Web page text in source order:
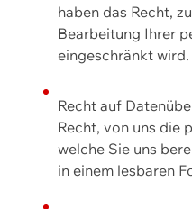
haben das Recht,
Bearbeitung Ihrer
eingeschränkt wird.
Recht auf
Recht, von uns die
welche Sie uns
in einem lesbaren